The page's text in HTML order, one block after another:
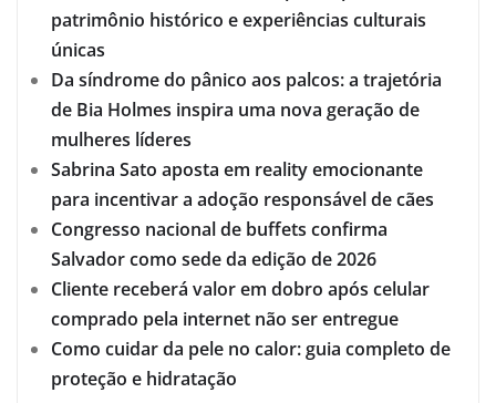
patrimônio histórico e experiências culturais
únicas
Da síndrome do pânico aos palcos: a trajetória
de Bia Holmes inspira uma nova geração de
mulheres líderes
Sabrina Sato aposta em reality emocionante
para incentivar a adoção responsável de cães
Congresso nacional de buffets confirma
Salvador como sede da edição de 2026
Cliente receberá valor em dobro após celular
comprado pela internet não ser entregue
Como cuidar da pele no calor: guia completo de
proteção e hidratação